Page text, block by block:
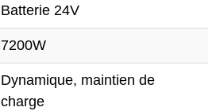
Batterie 24V
7200W
Dynamique, maintien de
charge